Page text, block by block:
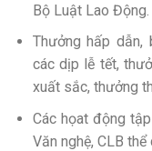
Bộ Luật Lao Động.
Thưởng hấp dẫn,
các dịp lễ tết,
xuất sắc, thưởng
Các họat động
Văn nghệ, CLB